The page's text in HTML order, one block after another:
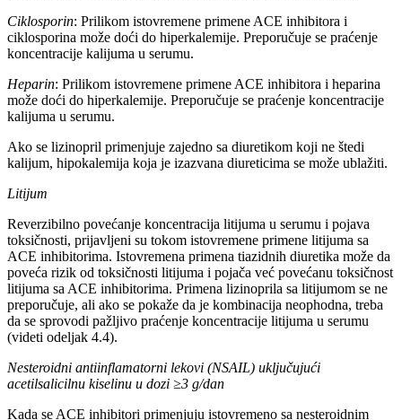
Ciklosporin: Prilikom istovremene primene ACE inhibitora i
ciklosporina može doći do hiperkalemije. Preporučuje se praćenje
koncentracije kalijuma u serumu.
Heparin: Prilikom istovremene primene ACE inhibitora i heparina
može doći do hiperkalemije. Preporučuje se praćenje koncentracije
kalijuma u serumu.
Ako se lizinopril primenjuje zajedno sa diuretikom koji ne štedi
kalijum, hipokalemija koja je izazvana diureticima se može ublažiti.
Litijum
Reverzibilno povećanje koncentracija litijuma u serumu i pojava
toksičnosti, prijavljeni su tokom istovremene primene litijuma sa
ACE inhibitorima. Istovremena primena tiazidnih diuretika može da
poveća rizik od toksičnosti litijuma i pojača već povećanu toksičnost
litijuma sa ACE inhibitorima. Primena lizinoprila sa litijumom se ne
preporučuje, ali ako se pokaže da je kombinacija neophodna, treba
da se sprovodi pažljivo praćenje koncentracije litijuma u serumu
(videti odeljak 4.4).
Nesteroidni antiinflamatorni lekovi (NSAIL) uključujući
acetilsalicilnu kiselinu u dozi ≥3 g/dan
Kada se ACE inhibitori primenjuju istovremeno sa nesteroidnim